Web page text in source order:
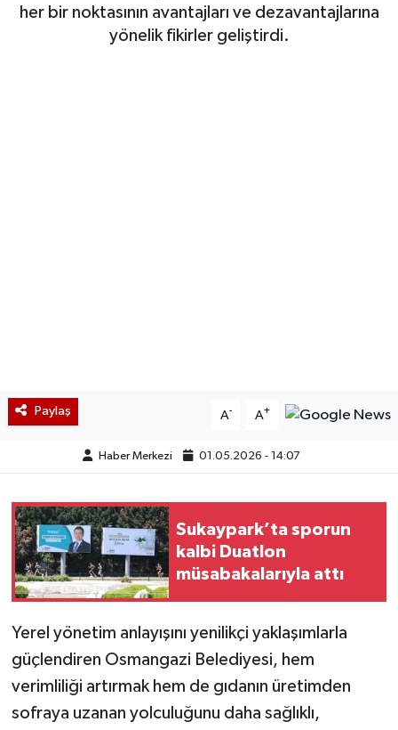
her bir noktasının avantajları ve dezavantajlarına
yönelik fikirler geliştirdi.
Paylaş A- A+
Haber Merkezi 01.05.2026 - 14:07
Sukaypark’ta sporun
kalbi Duatlon
müsabakalarıyla attı
Yerel yönetim anlayışını yenilikçi yaklaşımlarla
güçlendiren Osmangazi Belediyesi, hem
verimliliği artırmak hem de gıdanın üretimden
sofraya uzanan yolculuğunu daha sağlıklı,